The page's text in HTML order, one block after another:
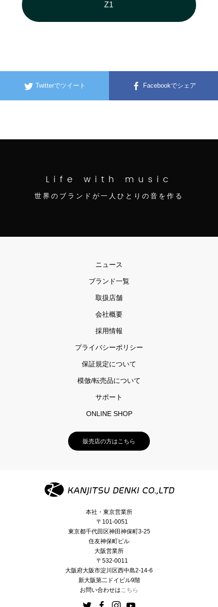
Z1
Twitterでツイート Facebookでシェア
Life with music
世界のブランドが一人ひとりの音を作る
ニュース
ブランド一覧
取扱店舗
会社概要
採用情報
プライバシーポリシー
保証規定について
模倣/転売品について
サポート
ONLINE SHOP
販売店の方はこちら
本社・東京営業所
〒101-0051
東京都千代田区神田神保町3-25
住友神保町ビル
大阪営業所
〒532-0011
大阪府大阪市淀川区西中島2-14-6
新大阪第二ドイビル9階
お問い合わせはこちら